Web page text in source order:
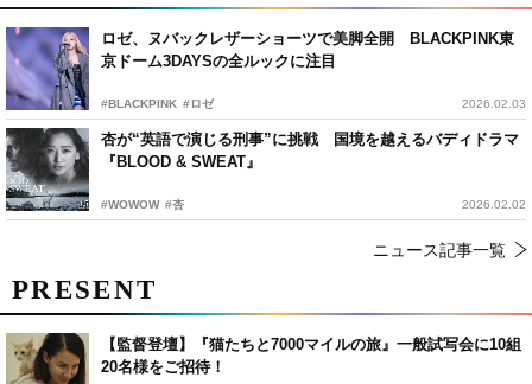
ロゼ、ヌバックレザーショーツで美脚全開 BLACKPINK東
京ドーム3DAYSの全ルックに注目
#BLACKPINK #ロゼ 2026.02.03
杏が“英語で演じる刑事”に挑戦 国境を越えるバディドラマ
『BLOOD & SWEAT』
#WOWOW #杏 2026.02.02
ニュース記事一覧
PRESENT
【監督登壇】『猫たちと7000マイルの旅』一般試写会に10組
20名様をご招待！